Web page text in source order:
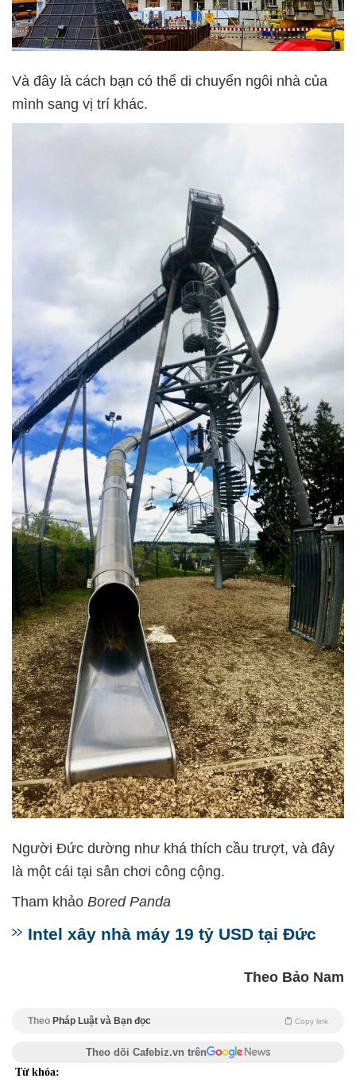
Và đây là cách bạn có thể di chuyển ngôi nhà của
mình sang vị trí khác.
Người Đức dường như khá thích cầu trượt, và đây
là một cái tại sân chơi công cộng.
Tham khảo Bored Panda
Intel xây nhà máy 19 tỷ USD tại Đức
Theo Bảo Nam
Theo Pháp Luật và Bạn đọc Copy link
Theo dõi Cafebiz.vn trên
Từ khóa: